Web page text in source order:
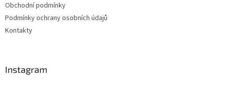
Obchodní podmínky
Podmínky ochrany osobních údajů
Kontakty
Instagram